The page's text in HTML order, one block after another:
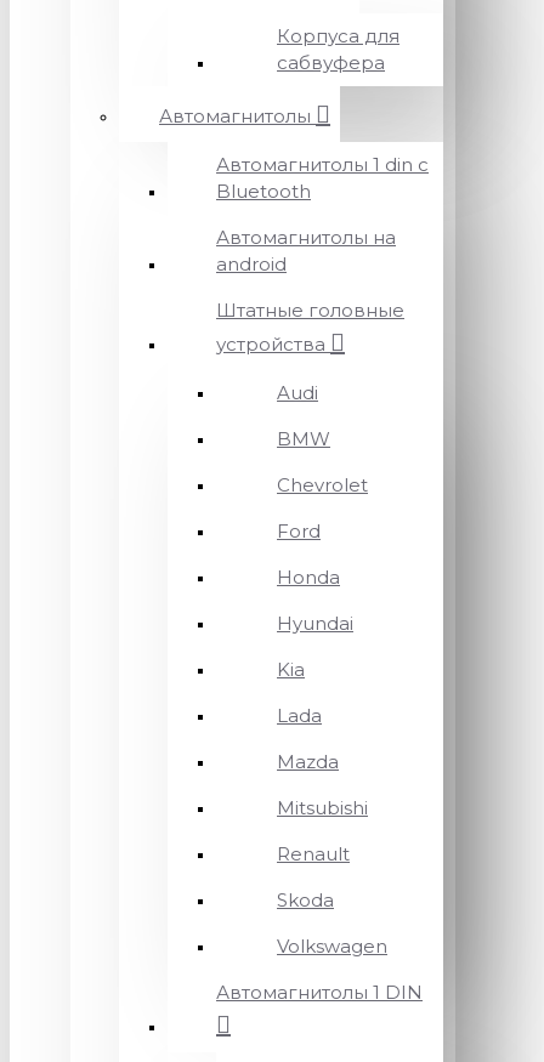
Корпуса для
сабвуфера
Автомагнитолы
Автомагнитолы 1 din с
Bluetooth
Автомагнитолы на
android
Штатные головные
устройства
Audi
BMW
Chevrolet
Ford
Honda
Hyundai
Kia
Lada
Mazda
Mitsubishi
Renault
Skoda
Volkswagen
Автомагнитолы 1 DIN